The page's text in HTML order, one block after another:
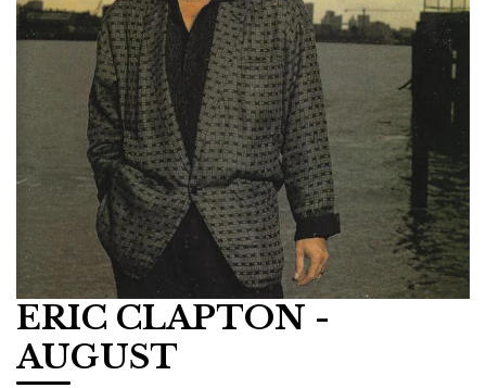
ERIC CLAPTON -
AUGUST